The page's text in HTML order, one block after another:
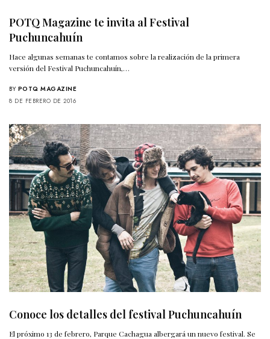
POTQ Magazine te invita al Festival
Puchuncahuín
Hace algunas semanas te contamos sobre la realización de la primera
versión del Festival Puchuncahuín,…
BY POTQ MAGAZINE
8 DE FEBRERO DE 2016
Conoce los detalles del festival Puchuncahuín
El próximo 13 de febrero, Parque Cachagua albergará un nuevo festival. Se